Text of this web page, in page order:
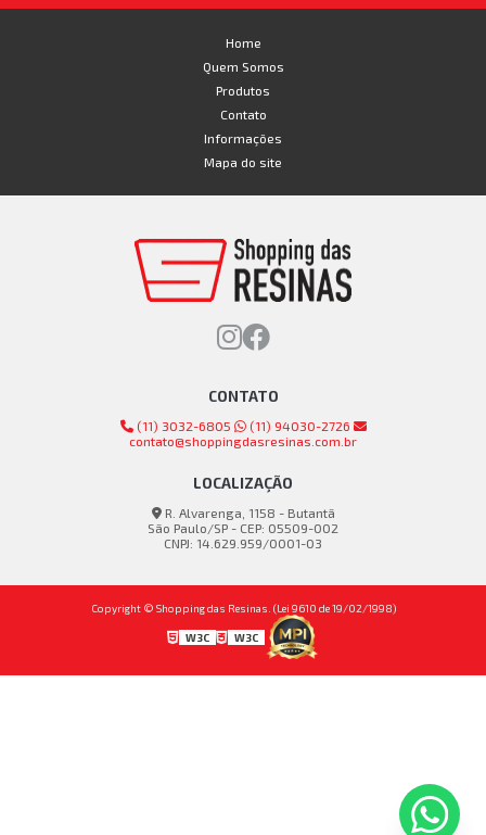
Home
Quem Somos
Produtos
Contato
Informações
Mapa do site
CONTATO
(11) 3032-6805
(11) 94030-2726
contato@shoppingdasresinas.com.br
LOCALIZAÇÃO
R. Alvarenga, 1158 - Butantã
São Paulo/SP - CEP: 05509-002
CNPJ: 14.629.959/0001-03
Copyright © Shopping das Resinas. (Lei 9610 de 19/02/1998)
W3C W3C